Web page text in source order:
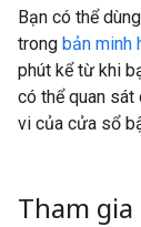
Bạn có thể
trong bản minh
phút kể từ khi
có thể quan sát
vi của cửa sổ
Tham